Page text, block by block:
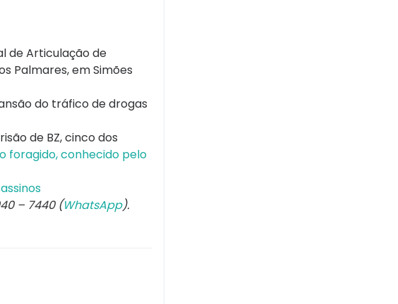
de Articulação de
Palmares, em Simões
do tráfico de drogas
de BZ, cinco dos
foragido, conhecido pelo
– 7440 (WhatsApp).